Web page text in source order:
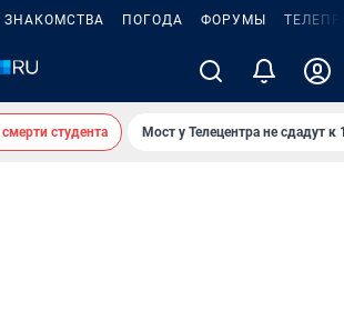
ЗНАКОМСТВА ПОГОДА ФОРУМЫ
студента Мост у Телецентра не сдадут к